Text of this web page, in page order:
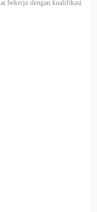
bekerja dengan kualifikasi